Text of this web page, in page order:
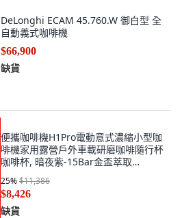
DeLonghi ECAM 45.760.W 御白型 全
自動義式咖啡機
$66,900
缺貨
便攜咖啡機H1Pro電動意式濃縮小型咖
啡機家用露營戶外車載研磨咖啡隨行杯
咖啡杯, 暗夜紫-15Bar金盃萃取
+51mm粉碗,H1pro咖啡機-無線加熱
+專利推粉餅, H1Pro
25%$11,386
$8,426
缺貨